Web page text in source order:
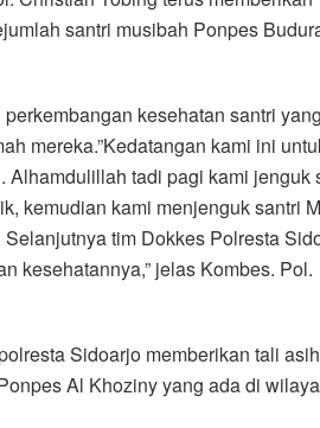
santri musibah Ponpes
kesehatan santri
mereka.”Kedatangan kami ini
Alhamdulillah tadi pagi kami jenguk
kemudian kami menjenguk santri
tim Dokkes Polresta
kesehatannya,” jelas Kombes. Pol.
Sidoarjo memberikan tali asih
Al Khoziny yang ada di